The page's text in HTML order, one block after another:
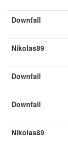
Downfall
Nikolas89
Downfall
Downfall
Nikolas89